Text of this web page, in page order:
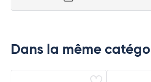
Dans la même